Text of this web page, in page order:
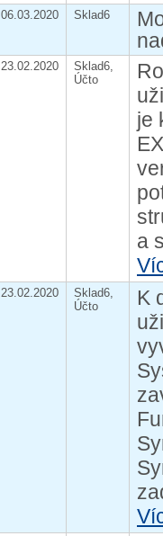
06.03.2020 Sklad6
23.02.2020
Sklad6,
Účto
je
a
23.02.2020
Sklad6,
Účto
K